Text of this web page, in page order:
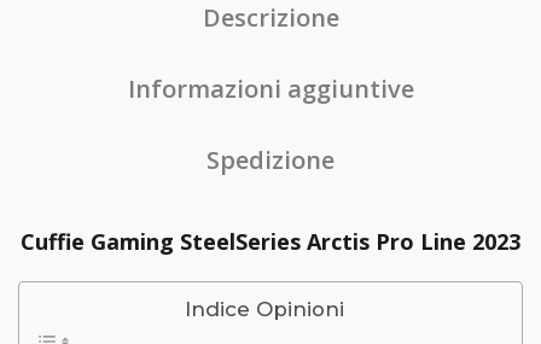
Descrizione
Informazioni aggiuntive
Spedizione
Cuffie Gaming SteelSeries Arctis Pro Line 2023
Indice Opinioni